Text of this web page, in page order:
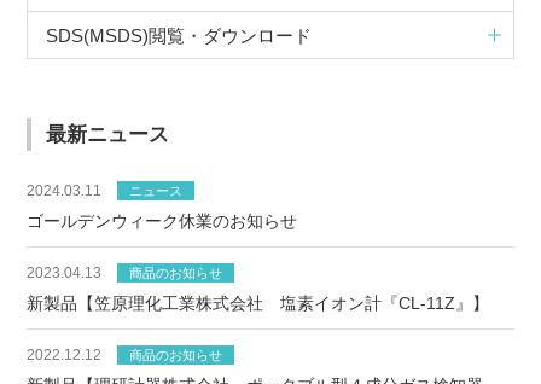
SDS(MSDS)閲覧・ダウンロード
最新ニュース
2024.03.11 ニュース
ゴールデンウィーク休業のお知らせ
2023.04.13 商品のお知らせ
新製品【笠原理化工業株式会社 塩素イオン計『CL-11Z』】
2022.12.12 商品のお知らせ